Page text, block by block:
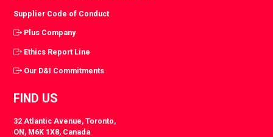
Supplier Code of Conduct
Plus Company
Ethics Report Line
Our D&I Commitments
FIND US
32 Atlantic Avenue, Toronto,
ON, M6K 1X8, Canada